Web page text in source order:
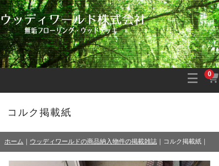
0
コルク掲載紙
ホーム ｜ ウッディワールドの商品納入物件の掲載雑誌｜ コルク掲載紙｜